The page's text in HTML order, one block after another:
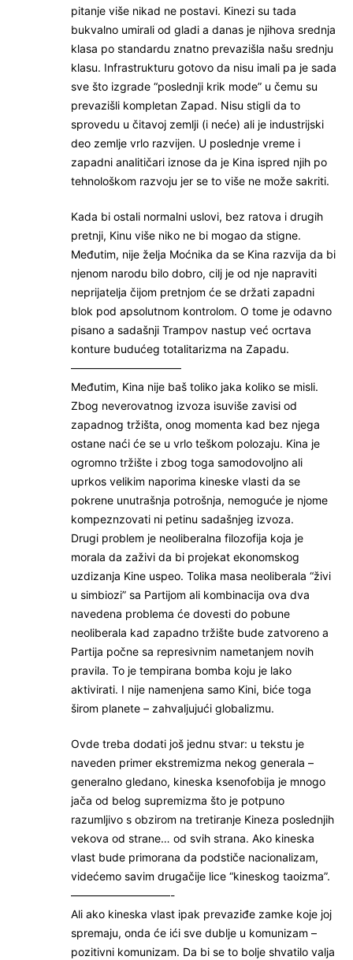
pitanje više nikad ne postavi. Kinezi su tada
bukvalno umirali od gladi a danas je njihova srednja
klasa po standardu znatno prevazišla našu srednju
klasu. Infrastrukturu gotovo da nisu imali pa je sada
sve što izgrade “poslednji krik mode” u čemu su
prevazišli kompletan Zapad. Nisu stigli da to
sprovedu u čitavoj zemlji (i neće) ali je industrijski
deo zemlje vrlo razvijen. U poslednje vreme i
zapadni analitičari iznose da je Kina ispred njih po
tehnološkom razvoju jer se to više ne može sakriti.
Kada bi ostali normalni uslovi, bez ratova i drugih
pretnji, Kinu više niko ne bi mogao da stigne.
Međutim, nije želja Moćnika da se Kina razvija da bi
njenom narodu bilo dobro, cilj je od nje napraviti
neprijatelja čijom pretnjom će se držati zapadni
blok pod apsolutnom kontrolom. O tome je odavno
pisano a sadašnji Trampov nastup već ocrtava
konture budućeg totalitarizma na Zapadu.
——————————
Međutim, Kina nije baš toliko jaka koliko se misli.
Zbog neverovatnog izvoza isuviše zavisi od
zapadnog tržišta, onog momenta kad bez njega
ostane naći će se u vrlo teškom polozaju. Kina je
ogromno tržište i zbog toga samodovoljno ali
uprkos velikim naporima kineske vlasti da se
pokrene unutrašnja potrošnja, nemoguće je njome
kompeznzovati ni petinu sadašnjeg izvoza.
Drugi problem je neoliberalna filozofija koja je
morala da zaživi da bi projekat ekonomskog
uzdizanja Kine uspeo. Tolika masa neoliberala “živi
u simbiozi” sa Partijom ali kombinacija ova dva
navedena problema će dovesti do pobune
neoliberala kad zapadno tržište bude zatvoreno a
Partija počne sa represivnim nametanjem novih
pravila. To je tempirana bomba koju je lako
aktivirati. I nije namenjena samo Kini, biće toga
širom planete – zahvaljujući globalizmu.
Ovde treba dodati još jednu stvar: u tekstu je
naveden primer ekstremizma nekog generala –
generalno gledano, kineska ksenofobija je mnogo
jača od belog supremizma što je potpuno
razumljivo s obzirom na tretiranje Kineza poslednjih
vekova od strane… od svih strana. Ako kineska
vlast bude primorana da podstiče nacionalizam,
videćemo savim drugačije lice “kineskog taoizma”.
—————————-
Ali ako kineska vlast ipak prevaziđe zamke koje joj
spremaju, onda će ići sve dublje u komunizam –
pozitivni komunizam. Da bi se to bolje shvatilo valja